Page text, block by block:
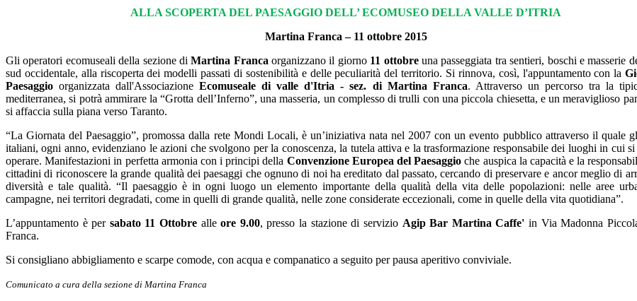
ALLA SCOPERTA DEL PAESAGGIO DELL’ ECOMUSEO DELLA VALLE D’ITRIA
Martina Franca – 11 ottobre 2015
Gli operatori ecomuseali della sezione diMartina Franca organizzano il giorno 11 ottobreuna passeggiata tra sentieri, boschi e masserie
sud occidentale, alla riscoperta dei modelli passati di sostenibilità e delle peculiarità del territorio. Si rinnova, così, l'appuntamento con la
Paesaggioorganizzata dall'AssociazioneEcomuseale di valle d'Itria - sez. di Martina Franca. Attraverso un percorso tra la
mediterranea, si potrà ammirare la “Grotta dell’Inferno”, una masseria, un complesso di trulli con una piccola chiesetta, e un meraviglioso
si affaccia sulla piana verso Taranto.
“La Giornata del Paesaggio”, promossa dalla rete Mondi Locali, è un’iniziativanata nel 2007 con un evento pubblico attraverso il quale
italiani, ogni anno, evidenziano le azioni che svolgono per la conoscenza, la tutela attiva e la trasformazione responsabile dei luoghi in cui
operare. Manifestazioni in perfetta armonia con i principi della Convenzione Europea del Paesaggio che auspica la capacità e la
cittadini di riconoscere la grande qualità dei paesaggi che ognuno di noi ha ereditato dal passato, cercando di preservare e ancor meglio di
diversità e tale qualità. “Il paesaggio è in ogni luogo un elemento importante della qualità della vita delle popolazioni: nelle aree
campagne, nei territori degradati, come in quelli di grande qualità, nelle zone considerate eccezionali, come in quelle della vita quotidiana”.
L’appuntamento è per sabato 11 Ottobre alleore 9.00, presso la stazione di servizio Agip Bar Martina Caffe' in Via Madonna
Franca.
Si consigliano abbigliamento e scarpe comode, con acqua e companatico a seguito per pausa aperitivo conviviale.
Comunicato a cura della sezione di Martina Franca